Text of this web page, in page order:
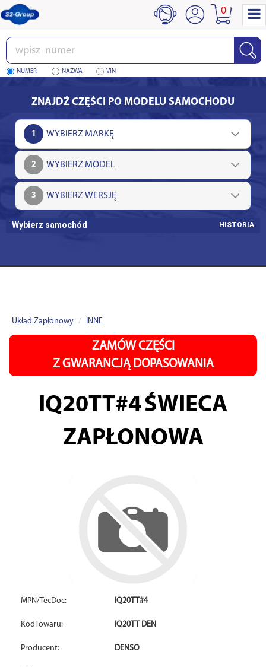
Wpisz
numer
NUMER NAZWA VIN
0
ZNAJDŹ CZĘŚCI PO MODELU SAMOCHODU
1
2
3
Wybierz samochód HISTORIA
Układ Zapłonowy INNE
ZAMÓW CZĘŚCI
Z GWARANCJĄ DOPASOWANIA
IQ20TT#4ŚWIECA
ZAPŁONOWA
MPN/TecDoc: IQ20TT#4
KodTowaru: IQ20TT DEN
Producent: DENSO